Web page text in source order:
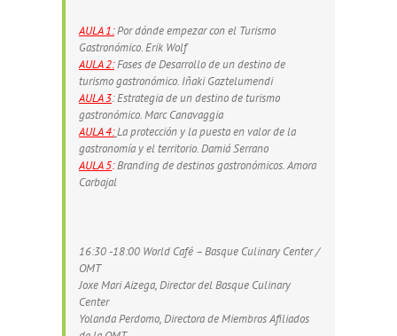
AULA 1:Por dónde empezar con el Turismo
Gastronómico. Erik Wolf
AULA 2:Fases de Desarrollo de un destino de
turismo gastronómico. Iñaki Gaztelumendi
AULA 3: Estrategia de un destino de turismo
gastronómico. Marc Canavaggia
AULA 4:La protección y la puesta en valor de la
gastronomía y el territorio. Damiá Serrano
AULA 5:Branding de destinos gastronómicos. Amora
Carbajal
16:30 -18:00 World Café – Basque Culinary Center /
OMT
Joxe Mari Aizega, Director del Basque Culinary
Center
Yolanda Perdomo, Directora de Miembros Afiliados